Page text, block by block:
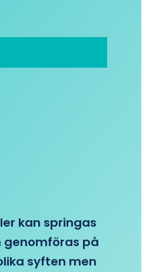
kan springas
genomföras på
syften men